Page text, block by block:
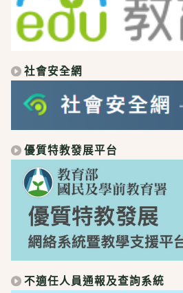
社會安全網
優質特教發展平台
不適任人員通報及查詢系統